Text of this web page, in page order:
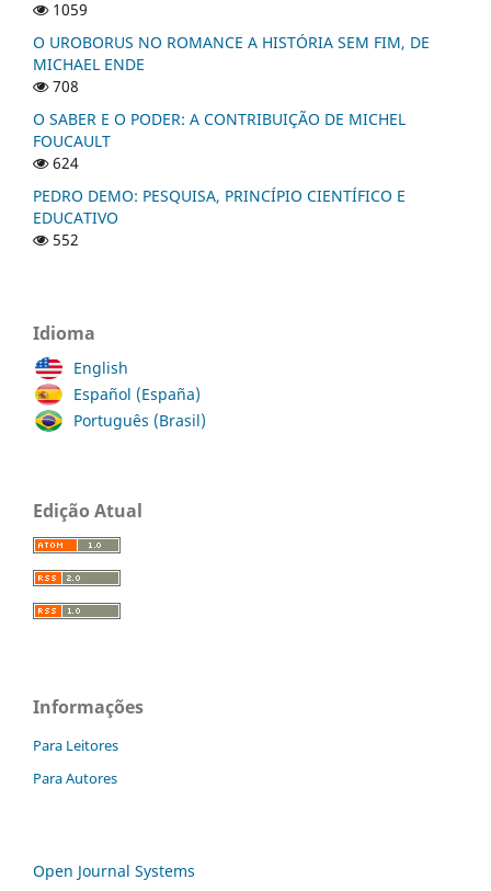
1059
O UROBORUS NO ROMANCE A HISTÓRIA SEM FIM, DE
MICHAEL ENDE
708
O SABER E O PODER: A CONTRIBUIÇÃO DE MICHEL
FOUCAULT
624
PEDRO DEMO: PESQUISA, PRINCÍPIO CIENTÍFICO E
EDUCATIVO
552
Idioma
English
Español (España)
Português (Brasil)
Edição Atual
Informações
Para Leitores
Para Autores
Open Journal Systems